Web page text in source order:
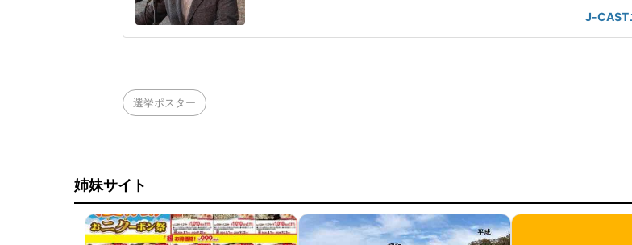
氏をめぐっては、これまでもたびたび出馬が報じられてきたが、報道を否
きた。直近では9日にも、那覇市内で開かれた政治団体「県民かふーの会
J-CAST
選挙ポスター
姉妹サイト